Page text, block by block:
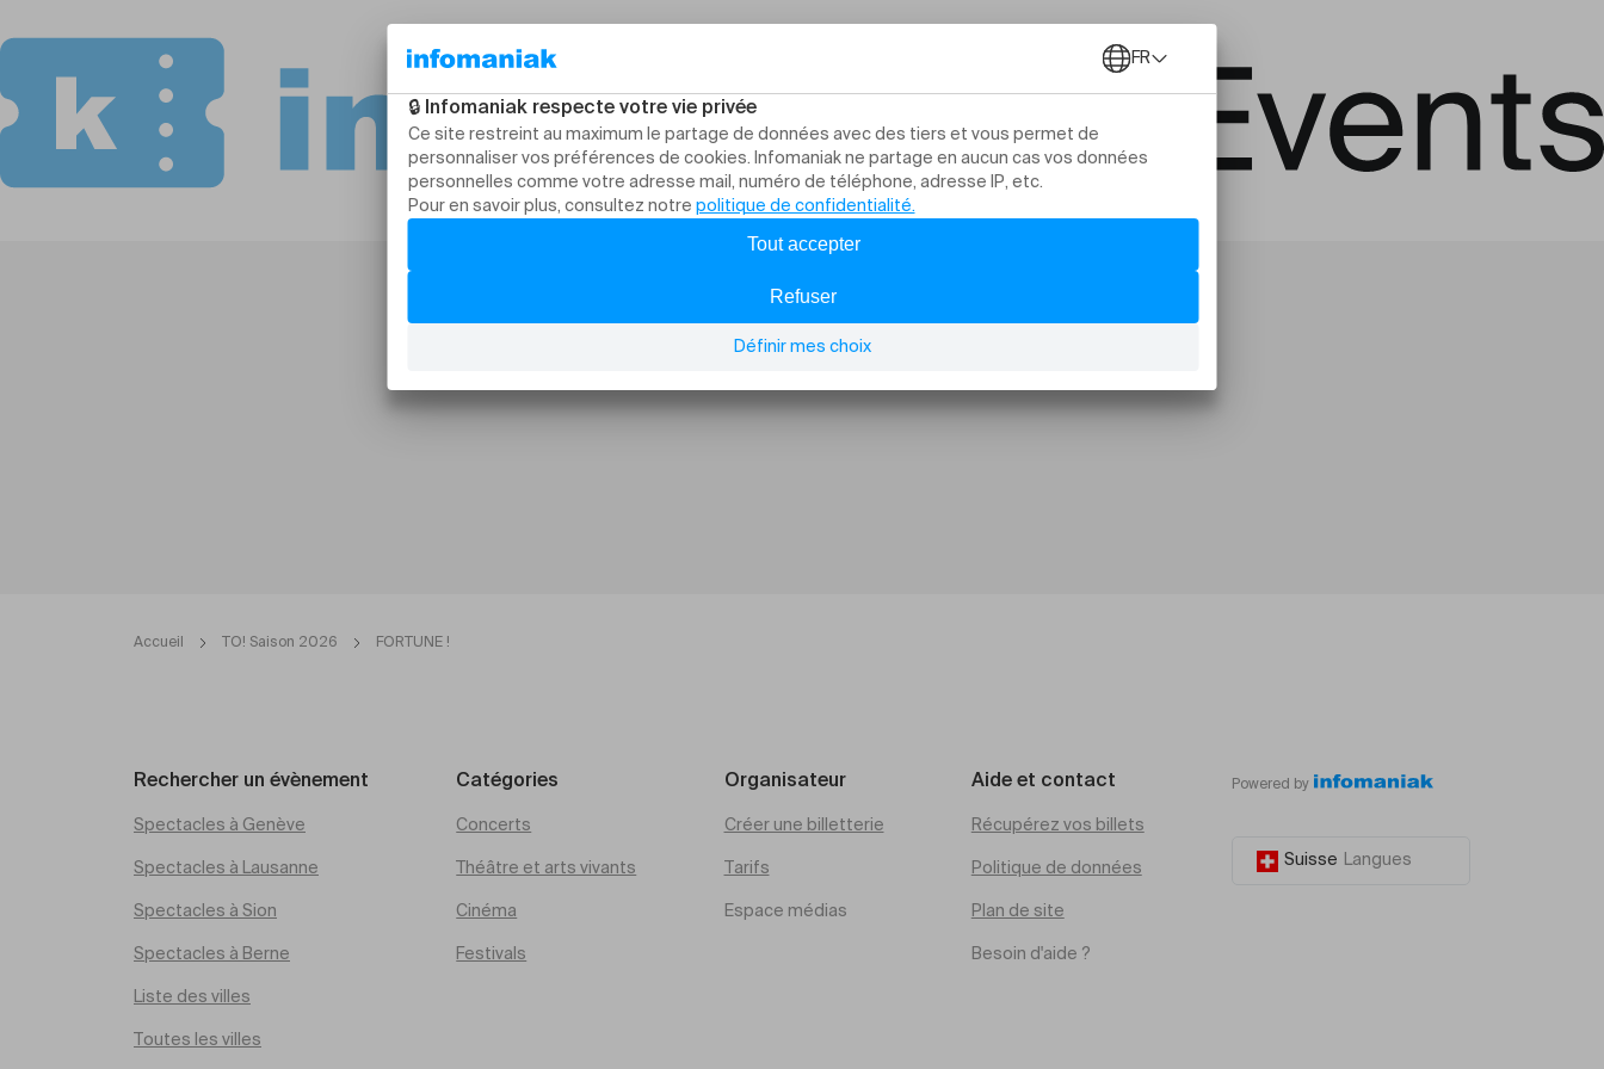
Accueil TO! Saison 2026 FORTUNE !
Rechercher un évènement
Spectacles à Genève
Spectacles à Lausanne
Spectacles à Sion
Spectacles à Berne
Liste des villes
Toutes les villes
Catégories
Concerts
Théâtre et arts vivants
Cinéma
Festivals
Organisateur
Créer une billetterie
Tarifs
Espace médias
Aide et contact
Récupérez vos billets
Politique de données
Plan de site
Besoin d'aide ?
Powered by
Suisse Langues